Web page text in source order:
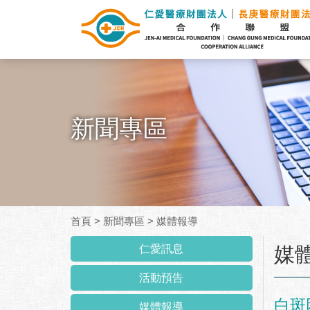
新聞專區
首頁 > 新聞專區 > 媒體報導
仁愛訊息
活動預告
媒體報導
:::
媒
白